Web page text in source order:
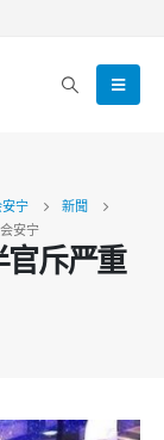
宁
新聞
安宁
斥严重